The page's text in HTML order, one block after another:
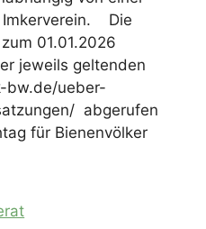
Imkerverein. Die
01.01.2026
jeweils geltenden
bw.de/ueber-
abgerufen
für Bienenvölker